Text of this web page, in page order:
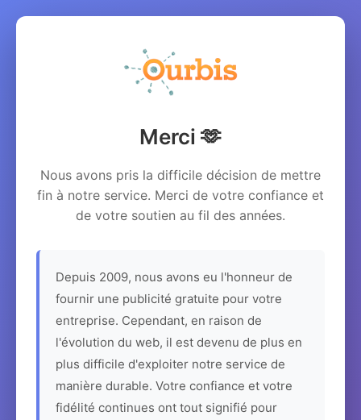
Merci 🫶
Nous avons pris la difficile décision de mettre
fin à notre service. Merci de votre confiance et
de votre soutien au fil des années.
Depuis 2009, nous avons eu l'honneur de
fournir une publicité gratuite pour votre
entreprise. Cependant, en raison de
l'évolution du web, il est devenu de plus en
plus difficile d'exploiter notre service de
manière durable. Votre confiance et votre
fidélité continues ont tout signifié pour